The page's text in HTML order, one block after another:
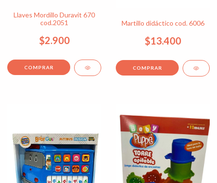
Llaves Mordillo Duravit 670
cod.2051
$2.900
Martillo didáctico cod. 6006
$13.400